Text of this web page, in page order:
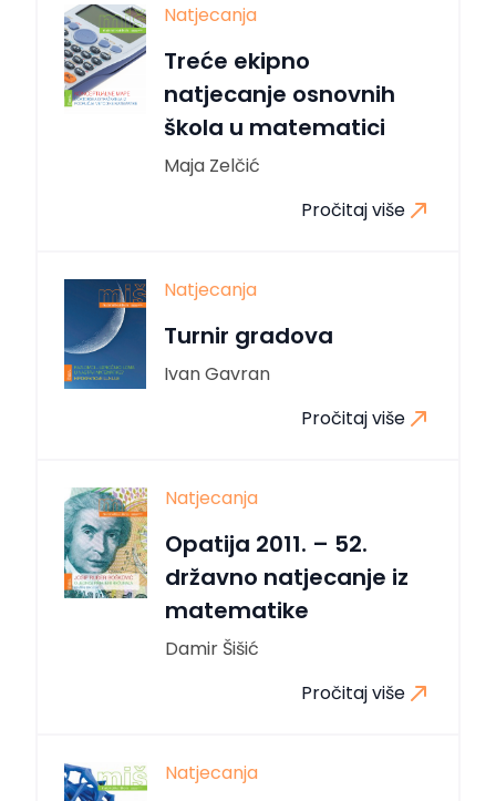
Natjecanja
Treće ekipno
natjecanje osnovnih
škola u matematici
Maja Zelčić
Pročitaj više
Natjecanja
Turnir gradova
Ivan Gavran
Pročitaj više
Natjecanja
Opatija 2011. – 52.
državno natjecanje iz
matematike
Damir Šišić
Pročitaj više
Natjecanja